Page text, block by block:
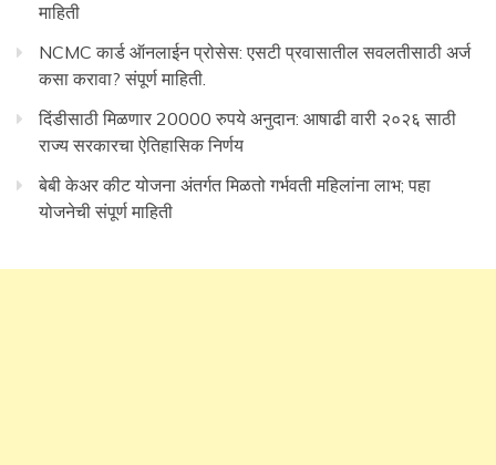
माहिती
NCMC कार्ड ऑनलाईन प्रोसेस: एसटी प्रवासातील सवलतीसाठी अर्ज
कसा करावा? संपूर्ण माहिती.
दिंडीसाठी मिळणार 20000 रुपये अनुदान: आषाढी वारी २०२६ साठी
राज्य सरकारचा ऐतिहासिक निर्णय
बेबी केअर कीट योजना अंतर्गत मिळतो गर्भवती महिलांना लाभ; पहा
योजनेची संपूर्ण माहिती